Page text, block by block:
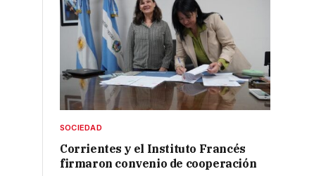
SOCIEDAD
Corrientes y el Instituto Francés
firmaron convenio de cooperación